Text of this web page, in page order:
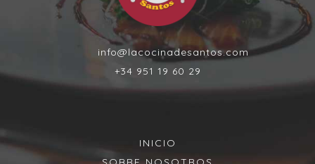
info@lacocinadesantos.com
+34 951 19 60 29
INICIO